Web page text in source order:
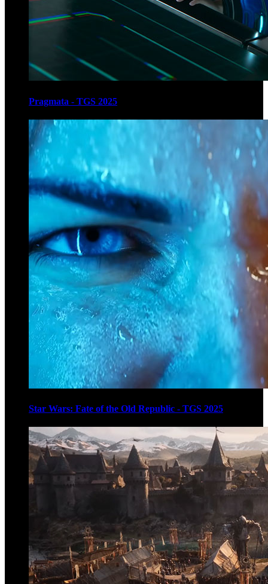
Pragmata - TGS 2025
Star Wars: Fate of the Old Republic - TGS 2025